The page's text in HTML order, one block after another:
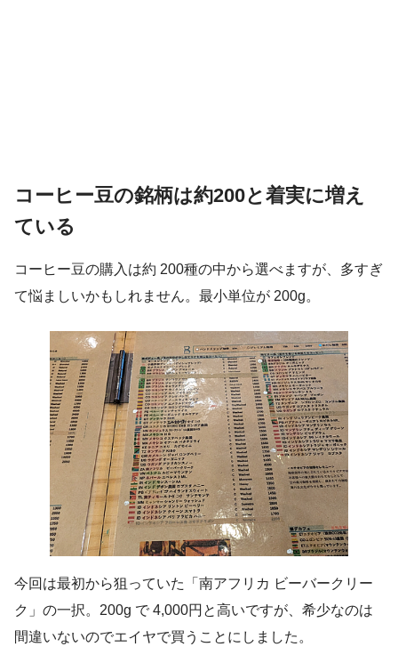
コーヒー豆の銘柄は約200と着実に増え
ている
コーヒー豆の購入は約 200種の中から選べますが、多すぎ
て悩ましいかもしれません。最小単位が 200g。
今回は最初から狙っていた「南アフリカ ビーバークリー
ク」の一択。200g で 4,000円と高いですが、希少なのは
間違いないのでエイヤで買うことにしました。